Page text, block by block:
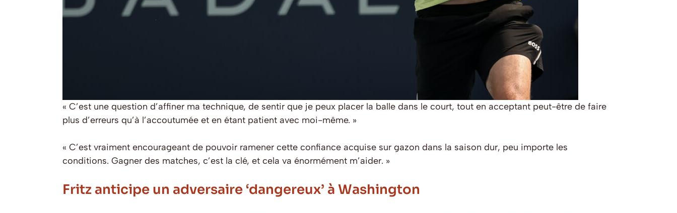
« C’est une question d’affiner ma technique, de sentir que je peux placer la balle dans le court, tout en acceptant peut-être de faire
plus d’erreurs qu’à l’accoutumée et en étant patient avec moi-même. »
« C’est vraiment encourageant de pouvoir ramener cette confiance acquise sur gazon dans la saison dur, peu importe les
conditions. Gagner des matches, c’est la clé, et cela va énormément m’aider. »
Fritz anticipe un adversaire ‘dangereux’ à Washington